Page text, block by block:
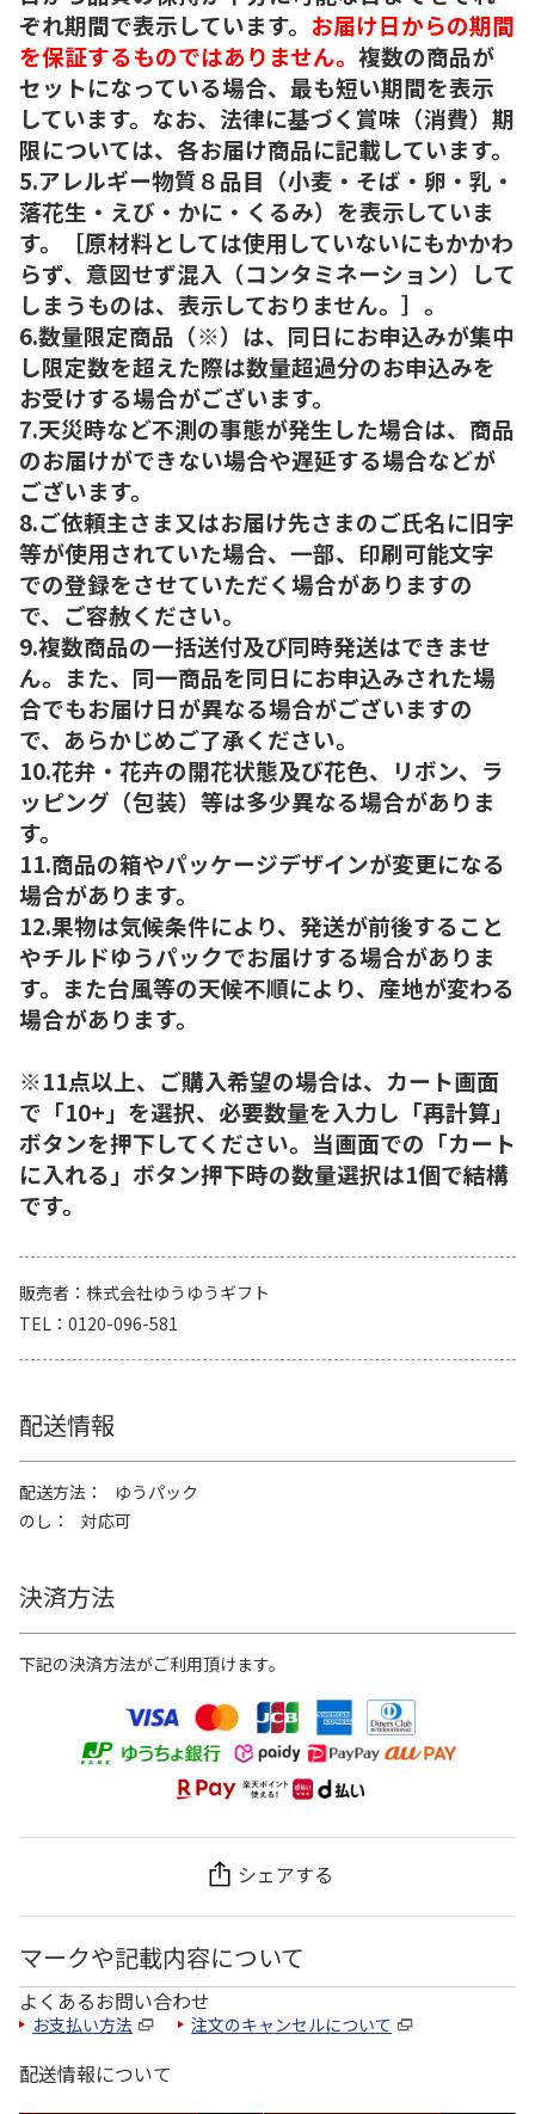
ぞれ期間で表示しています。 お届け日からの期間
を保証するものではありません。 複数の商品が
セットになっている場合、最も短い期間を表示
しています。なお、法律に基づく賞味（消費）期
限については、各お届け商品に記載しています。
5.アレルギー物質８品目（小麦・そば・卵・乳・
落花生・えび・かに・くるみ）を表示していま
す。［原材料としては使用していないにもかかわ
らず、意図せず混入（コンタミネーション）して
しまうものは、表示しておりません。］。
6.数量限定商品（※）は、同日にお申込みが集中
し限定数を超えた際は数量超過分のお申込みを
お受けする場合がございます。
7.天災時など不測の事態が発生した場合は、商品
のお届けができない場合や遅延する場合などが
ございます。
8.ご依頼主さま又はお届け先さまのご氏名に旧字
等が使用されていた場合、一部、印刷可能文字
での登録をさせていただく場合がありますの
で、ご容赦ください。
9.複数商品の一括送付及び同時発送はできませ
ん。また、同一商品を同日にお申込みされた場
合でもお届け日が異なる場合がございますの
で、あらかじめご了承ください。
10.花弁・花卉の開花状態及び花色、リボン、ラ
ッピング（包装）等は多少異なる場合がありま
す。
11.商品の箱やパッケージデザインが変更になる
場合があります。
12.果物は気候条件により、発送が前後すること
やチルドゆうパックでお届けする場合がありま
す。また台風等の天候不順により、産地が変わる
場合があります。
※11点以上、ご購入希望の場合は、カート画面
で「10+」を選択、必要数量を入力し「再計算」
ボタンを押下してください。当画面での「カート
に入れる」ボタン押下時の数量選択は1個で結構
です。
販売者
株式会社ゆうゆうギフト
TEL
0120-096-581
配送情報
配送方法
ゆうパック
のし
対応可
決済方法
下記の決済方法がご利用頂けます。
シェアする
マークや記載内容について
よくあるお問い合わせ
お支払い方法 注文のキャンセルについて
配送情報について